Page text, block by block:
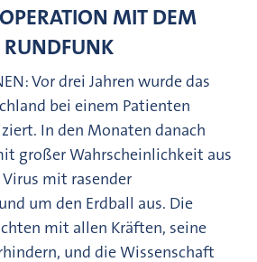
MIT DEM
RUNDFUNK
Vor drei Jahren wurde das
bei einem Patienten
In den Monaten danach
großer Wahrscheinlichkeit aus
mit rasender
um den Erdball aus. Die
mit allen Kräften, seine
und die Wissenschaft